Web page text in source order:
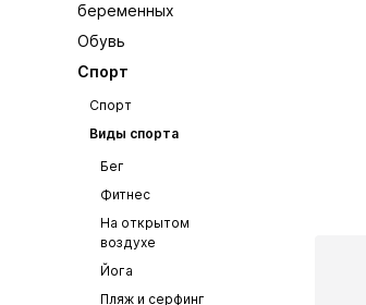
беременных
Обувь
Спорт
Спорт
Виды спорта
Бег
Фитнес
На открытом
воздухе
Йога
Пляж и серфинг